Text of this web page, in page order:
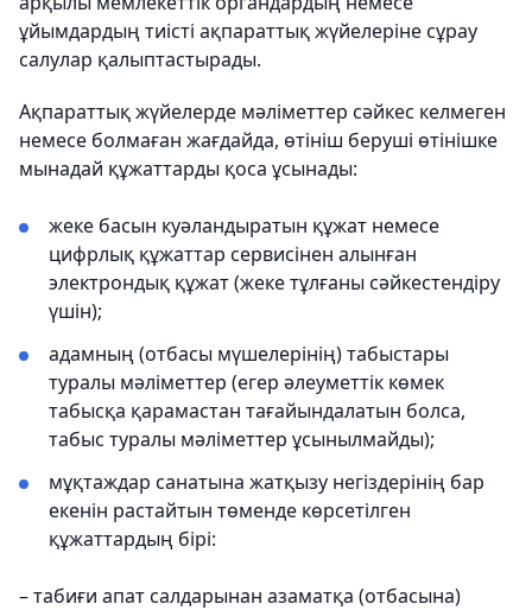
ұйымдардың тиісті ақпараттық жүйелеріне сұрау
салулар қалыптастырады.
Ақпараттық жүйелерде мәліметтер сәйкес келмеген
немесе болмаған жағдайда, өтініш беруші өтінішке
мынадай құжаттарды қоса ұсынады:
жеке басын куәландыратын құжат немесе
цифрлық құжаттар сервисінен алынған
электрондық құжат (жеке тұлғаны сәйкестендіру
үшін);
адамның (отбасы мүшелерінің) табыстары
туралы мәліметтер (егер әлеуметтік көмек
табысқа қарамастан тағайындалатын болса,
табыс туралы мәліметтер ұсынылмайды);
мұқтаждар санатына жатқызу негіздерінің бар
екенін растайтын төменде көрсетілген
құжаттардың бірі:
– табиғи апат салдарынан азаматқа (отбасына)